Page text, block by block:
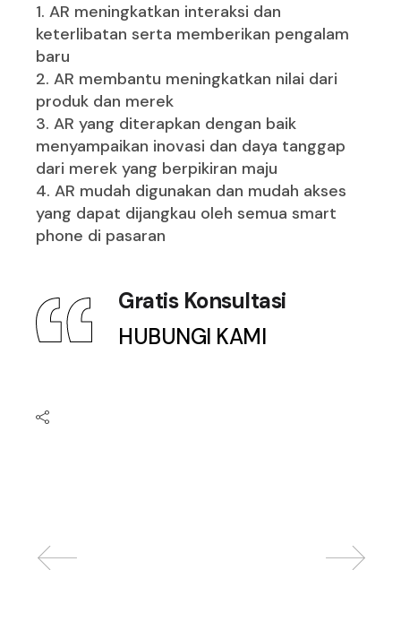
AR meningkatkan interaksi dan
keterlibatan serta memberikan pengalam
baru
AR membantu meningkatkan nilai dari
produk dan merek
AR yang diterapkan dengan baik
menyampaikan inovasi dan daya tanggap
dari merek yang berpikiran maju
AR mudah digunakan dan mudah akses
yang dapat dijangkau oleh semua smart
phone di pasaran
Gratis Konsultasi
HUBUNGI KAMI